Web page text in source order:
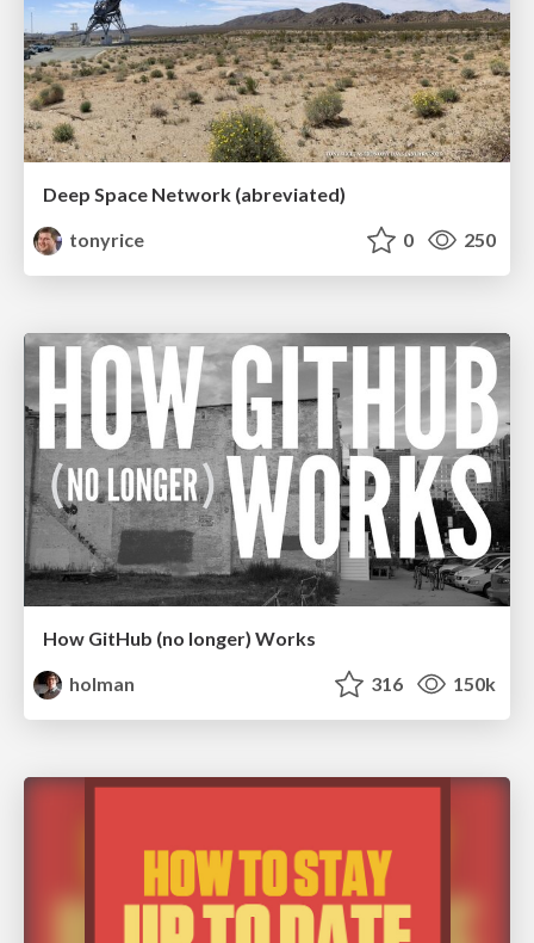
Deep Space Network (abreviated)
tonyrice
0 250
How GitHub (no longer) Works
holman
316 150k